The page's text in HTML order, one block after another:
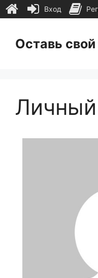
содержимому
Оставь
Вход